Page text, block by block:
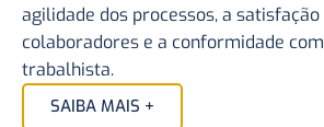
agilidade dos processos, a satisfação
colaboradores e a conformidade
trabalhista.
SAIBA MAIS +